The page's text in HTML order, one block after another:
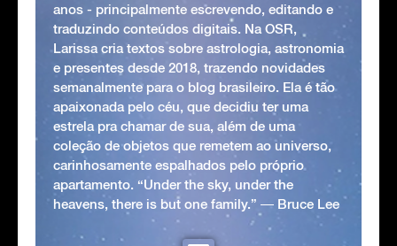
anos - principalmente escrevendo, editando e
traduzindo conteúdos digitais. Na OSR,
Larissa cria textos sobre astrologia, astronomia
e presentes desde 2018, trazendo novidades
semanalmente para o blog brasileiro. Ela é tão
apaixonada pelo céu, que decidiu ter uma
estrela pra chamar de sua, além de uma
coleção de objetos que remetem ao universo,
carinhosamente espalhados pelo próprio
apartamento. “Under the sky, under the
heavens, there is but one family.” ― Bruce Lee